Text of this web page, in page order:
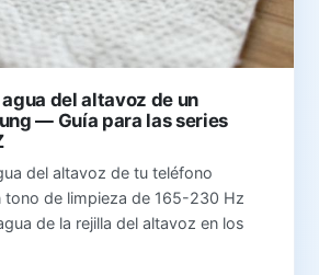
del altavoz de un
— Guía para las series
del altavoz de tu teléfono
tono de limpieza de 165-230 Hz
de la rejilla del altavoz en los